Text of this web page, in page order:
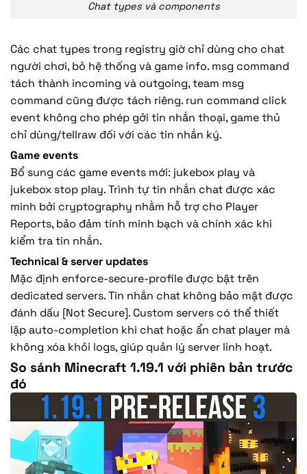
Chat types và components
Các chat types trong registry giờ chỉ dùng cho chat
người chơi, bỏ hệ thống và game info. msg command
tách thành incoming và outgoing, team msg
command cũng được tách riêng. run command click
event không cho phép gởi tin nhắn thoại, game thủ
chỉ dùng/tellraw đối với các tin nhắn ký.
Game events
Bổ sung các game events mới: jukebox play và
jukebox stop play. Trình tự tin nhắn chat được xác
minh bởi cryptography nhằm hỗ trợ cho Player
Reports, bảo đảm tính minh bạch và chính xác khi
kiểm tra tin nhắn.
Technical & server updates
Mặc định enforce-secure-profile được bật trên
dedicated servers. Tin nhắn chat không bảo mật được
đánh dấu [Not Secure]. Custom servers có thể thiết
lập auto-completion khi chat hoặc ẩn chat player mà
không xóa khỏi logs, giúp quản lý server linh hoạt.
So sánh Minecraft 1.19.1 với phiên bản trước
đó